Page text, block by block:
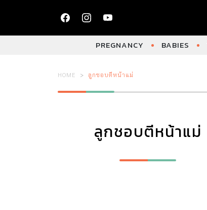
PREGNANCY BABIES
HOME ลูกชอบตีหน้าแม่
ลูกชอบตีหน้าแม่